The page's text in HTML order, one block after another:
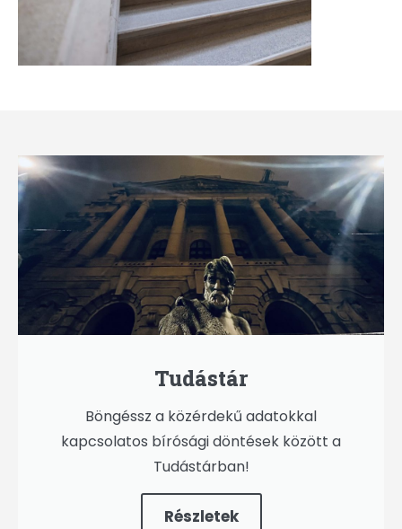
Tudástár
Böngéssz a közérdekű adatokkal
kapcsolatos bírósági döntések között a
Tudástárban!
Részletek